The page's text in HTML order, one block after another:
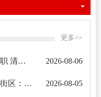
更多>>
肥西县丰乐镇：丰乐河畔话履职 清风聚力筑根基 2026-08-06
包河区滨湖世纪社区万国农贸街区：“菜篮子”议事会 “议”出清凉烟火气 2026-08-05